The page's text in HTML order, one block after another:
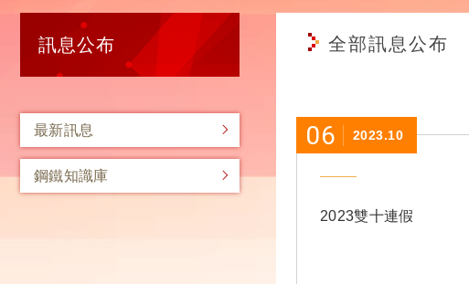
訊息公布
最新訊息
鋼鐵知識庫
全部訊息公布
06 2023.10
2023雙十連假